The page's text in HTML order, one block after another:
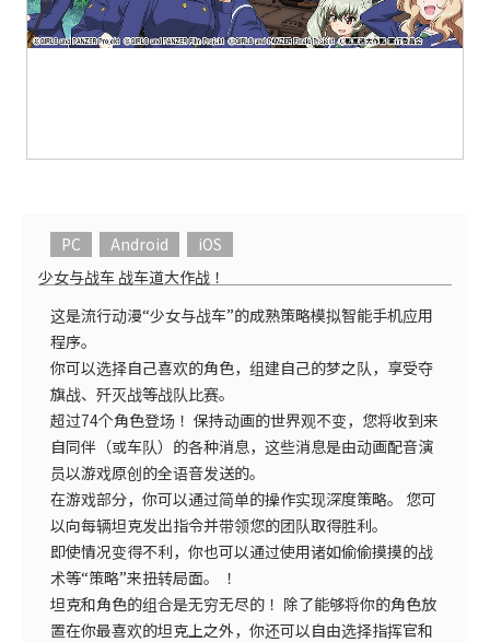
PC Android
iOS
少女与战车 战车道大作战！
这是流行动漫“少女与战车”的成熟策略模拟智能手机应用
程序。
你可以选择自己喜欢的角色，组建自己的梦之队，享受夺
旗战、歼灭战等战队比赛。
超过74个角色登场！ 保持动画的世界观不变，您将收到来
自同伴（或车队）的各种消息，这些消息是由动画配音演
员以游戏原创的全语音发送的。
在游戏部分，你可以通过简单的操作实现深度策略。 您可
以向每辆坦克发出指令并带领您的团队取得胜利。
即使情况变得不利，你也可以通过使用诸如偷偷摸摸的战
术等“策略”来扭转局面。 ！
坦克和角色的组合是无穷无尽的！ 除了能够将你的角色放
置在你最喜欢的坦克上之外，你还可以自由选择指挥官和